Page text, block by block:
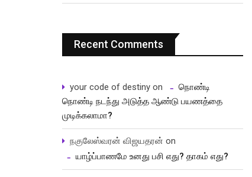
Recent Comments
your code of destiny on
நொண்டி
நொண்டி நடந்து அடுத்த ஆண்டு பயணத்தை
முடிக்கலாமா?
நகுலேஸ்வரன் விஜயதரன் on
யாழ்ப்பாணமே உனது பசி எது? தாகம் எது?